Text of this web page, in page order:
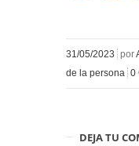
31/05/2023 por
de la persona 0
DEJA TU